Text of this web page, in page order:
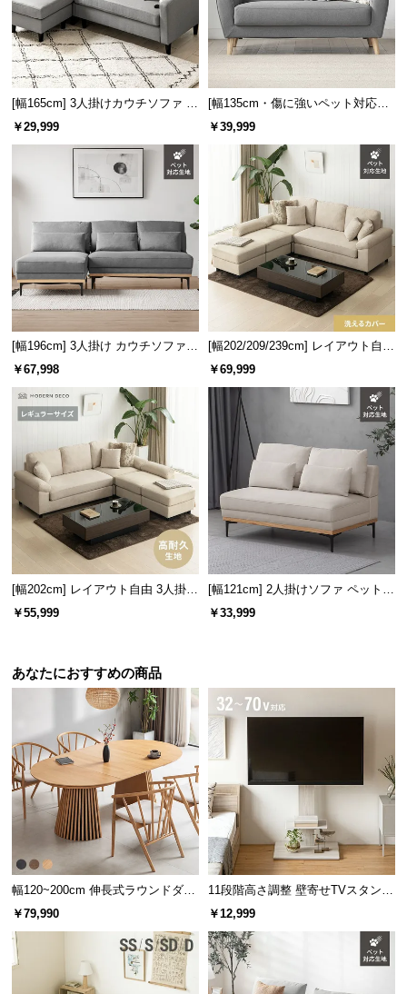
ブ
グ
o.,
[幅165cm] 3人掛けカウチソファ レ
ギュラータイプ
￥29,999
[幅135cm・傷に強いペット対応生
地] 天然木脚 2人掛けコンパクトソ
￥39,999
[幅196cm] 3人掛け カウチソファ
ペット対応生地
￥67,998
[幅202/209/239cm] レイアウト自由
3人掛けカウチソファ 傷に強いペッ
￥69,999
[幅202cm] レイアウト自由 3人掛け
カウチソファ 傷に強いペット対応
￥55,999
[幅121cm] 2人掛けソファ ペット対
応生地
￥33,999
あなたにおすすめの商品
幅120~200cm 伸長式ラウンドダイ
ニングテーブル 6人掛け 天然木突
板 美しい格子デザイン
￥79,990
11段階高さ調整 壁寄せTVスタンド
キャスター付き 上下左右角度調節
￥12,999